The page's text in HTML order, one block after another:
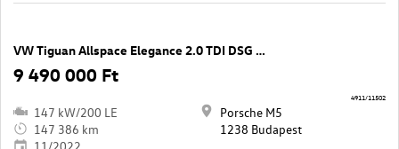
VW Tiguan Allspace Elegance 2.0 TDI DSG 4Mo
9 490 000 Ft
147 kW/200 LE
147 386 km
11/2022
Porsche M5
1238 Budapest
4911/11502